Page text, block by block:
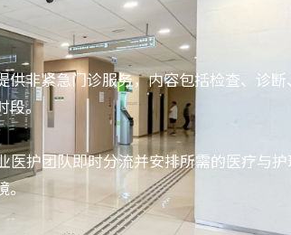
非紧急门诊服务，内容包括检查、诊断、
段。
医护团队即时分流并安排所需的医疗与护
。